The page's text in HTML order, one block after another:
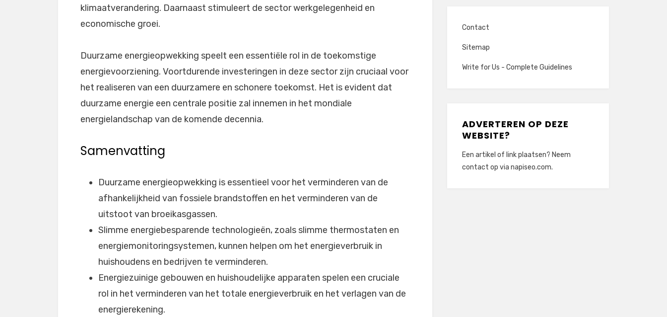
klimaatverandering. Daarnaast stimuleert de sector werkgelegenheid en
economische groei.
Duurzame energieopwekking speelt een essentiële rol in de toekomstige
energievoorziening. Voortdurende investeringen in deze sector zijn cruciaal voor
het realiseren van een duurzamere en schonere toekomst. Het is evident dat
duurzame energie een centrale positie zal innemen in het mondiale
energielandschap van de komende decennia.
Samenvatting
Duurzame energieopwekking is essentieel voor het verminderen van de
afhankelijkheid van fossiele brandstoffen en het verminderen van de
uitstoot van broeikasgassen.
Slimme energiebesparende technologieën, zoals slimme thermostaten en
energiemonitoringsystemen, kunnen helpen om het energieverbruik in
huishoudens en bedrijven te verminderen.
Energiezuinige gebouwen en huishoudelijke apparaten spelen een cruciale
rol in het verminderen van het totale energieverbruik en het verlagen van de
energierekening.
Contact
Sitemap
Write for Us - Complete Guidelines
ADVERTEREN OP DEZE
WEBSITE?
Een artikel of link plaatsen? Neem
contact op via napiseo.com.